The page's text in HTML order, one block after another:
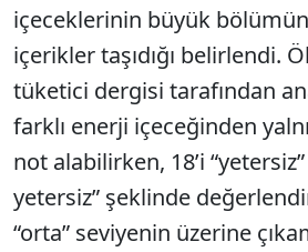
içeceklerinin büyük
içerikler taşıdığı belirlendi.
tüketici dergisi tarafından
farklı enerji içeceğinden
not alabilirken, 18’i
yetersiz” şeklinde
“orta” seviyenin üzerine